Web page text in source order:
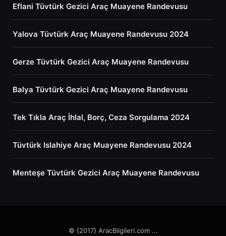
Eflani Tüvtürk Gezici Araç Muayene Randevusu
Yalova Tüvtürk Araç Muayene Randevusu 2024
Gerze Tüvtürk Gezici Araç Muayene Randevusu
Balya Tüvtürk Gezici Araç Muayene Randevusu
Tek Tıkla Araç İhlal, Borç, Ceza Sorgulama 2024
Tüvtürk Islahiye Araç Muayene Randevusu 2024
Menteşe Tüvtürk Gezici Araç Muayene Randevusu
© {2017} AracBilgileri.com ...